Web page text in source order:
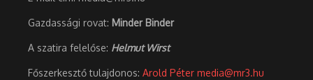
Gazdassági rovat: Minder Binder
A szatira felelőse: Helmut Wirst
Főszerkesztő tulajdonos: Arold Péter media@mr3.hu